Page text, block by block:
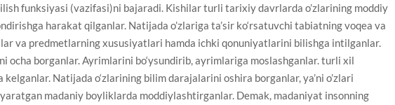
funksiyasi (vazifasi)ni bajaradi. Kishilar turli tarixiy davrlarda o’zlarining moddiy
harakat qilganlar. Natijada o’zlariga ta’sir ko‘rsatuvchi tabiatning voqea va
va predmetlarning xususiyatlari hamda ichki qonuniyatlarini bilishga intilganlar.
ocha borganlar. Ayrimlarini bo‘ysundirib, ayrimlariga moslashganlar. turli xil
Natijada o‘zlarining bilim darajalarini oshira borganlar, ya’ni o’zlari
madaniy boyliklarda moddiylashtirganlar. Demak, madaniyat insonning